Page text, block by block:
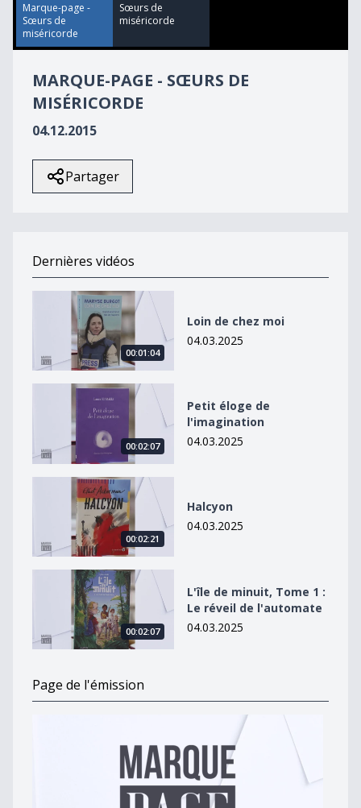
26
seconds
Marque-page -
Sœurs de
miséricorde
Sœurs de
miséricorde
MARQUE-PAGE - SŒURS DE
MISÉRICORDE
04.12.2015
Partager
Dernières vidéos
Loin de chez moi
00:01:04
Loin de chez moi
04.03.2025
Petit éloge de l&#039;imagination
00:02:07
Petit éloge de
l'imagination
04.03.2025
Halcyon
00:02:21
Halcyon
04.03.2025
L&#039;île de minuit, Tome 1 : Le réveil de
00:02:07
L'île de minuit, Tome 1 :
Le réveil de l'automate
04.03.2025
Page de l'émission